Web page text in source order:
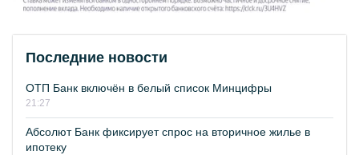
Последние новости
ОТП Банк включён в белый список Минцифры
21:27
Абсолют Банк фиксирует спрос на вторичное жилье в
ипотеку